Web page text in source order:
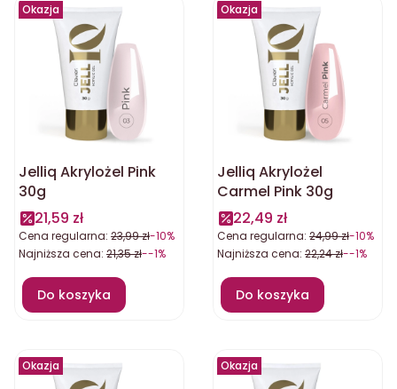
Okazja
Jelliq Akrylożel Pink
30g
21,59 zł
Cena regularna: 23,99 zł-10%
Najniższa cena: 21,35 zł--1%
Do koszyka
Okazja
Jelliq Akrylożel
Carmel Pink 30g
22,49 zł
Cena regularna: 24,99 zł-10%
Najniższa cena: 22,24 zł--1%
Do koszyka
Okazja Okazja